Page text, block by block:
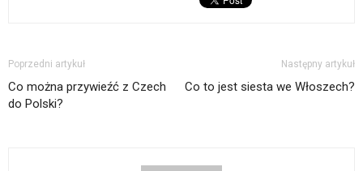
Poprzedni artykuł
Co można przywieźć z Czech
do Polski?
Następny artykuł
Co to jest siesta we Włoszech?